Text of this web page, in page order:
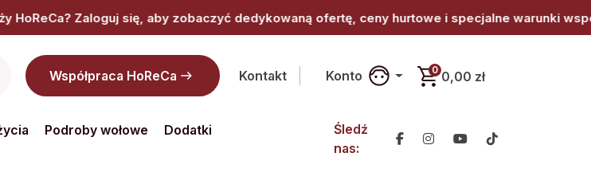
aby zobaczyć dedykowaną ofertę, ceny hurtowe i specjalne warunki współpracy. • Jesteś
Współpraca HoReCa Kontakt Konto 0 0,00 zł
Podroby wołowe
Dodatki
Śledź
nas: